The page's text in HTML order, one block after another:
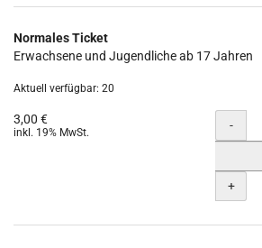
Normales Ticket
Erwachsene und Jugendliche ab 17 Jahren
Aktuell verfügbar: 20
3,00 €
inkl. 19% MwSt. Menge
-
+